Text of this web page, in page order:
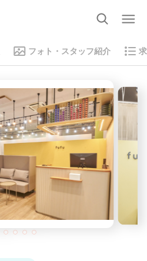
フォト・スタッフ紹介